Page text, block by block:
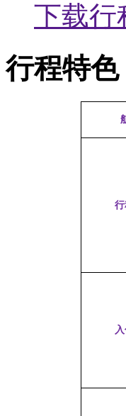
下载行
行程特色
行